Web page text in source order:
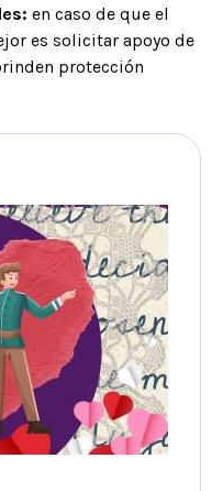
en caso de que el
es solicitar apoyo de
protección